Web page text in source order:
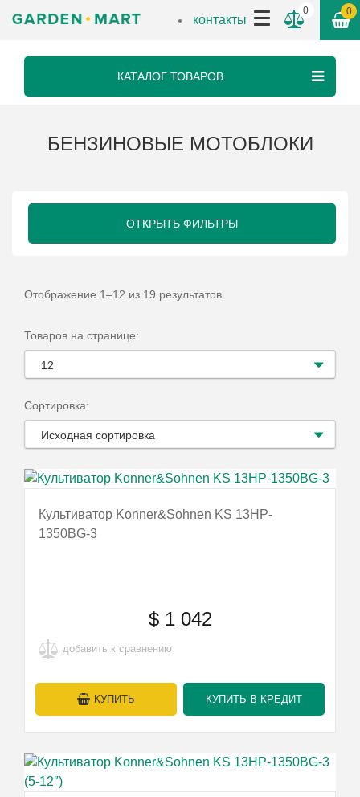
контакты
0 0
КАТАЛОГ ТОВАРОВ
БЕНЗИНОВЫЕ МОТОБЛОКИ
ОТКРЫТЬ ФИЛЬТРЫ
Отображение 1–12 из 19 результатов
Товаров на странице:
12
Сортировка:
Исходная сортировка
Культиватор Konner&Sohnen KS 13HP-
1350BG-3
$1 042
добавить к сравнению
КУПИТЬ КУПИТЬ В КРЕДИТ